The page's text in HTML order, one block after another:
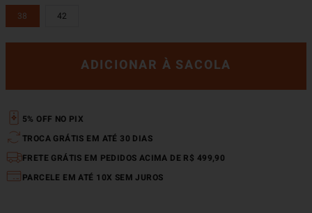
38 42
ADICIONAR À SACOLA
5% OFF NO PIX
TROCA GRÁTIS EM ATÉ 30 DIAS
FRETE GRÁTIS EM PEDIDOS ACIMA DE R$ 499,90
PARCELE EM ATÉ 10X SEM JUROS